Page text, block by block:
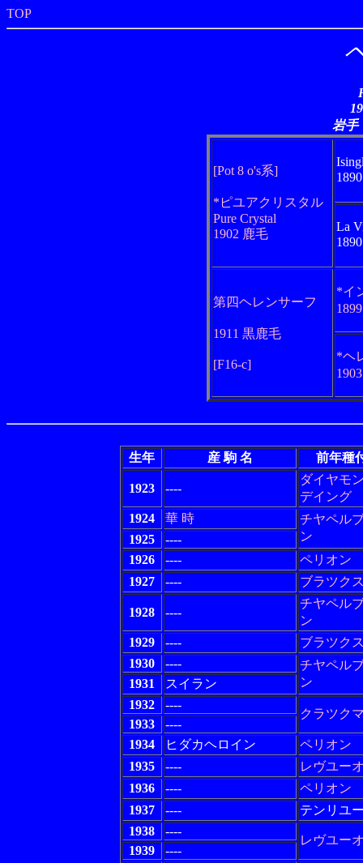
TOP
岩手
[Pot 8 o's系]
*ピユアクリスタル
Pure Crystal
1902 鹿毛
La
第四ヘレンサーフ
1911 黒鹿毛
[F16-c]
*イ
*ヘ
生年 産 駒 名 前年種
1923 ----
ダイヤモ
デイング
1924
華 時
チヤペル
ン
1925
----
1926
----
ペリオン
1927
---- ブラツク
1928 ----
チヤペル
ン
1929
----
ブラツク
1930
----
チヤペル
ン
1931
スイラン
1932
----
クラツク
1933
----
1934
ヒダカヘロイン
ペリオン
1935
----
レヴユー
1936
----
ペリオン
1937
----
テンリユ
1938
----
レヴユー
1939
----